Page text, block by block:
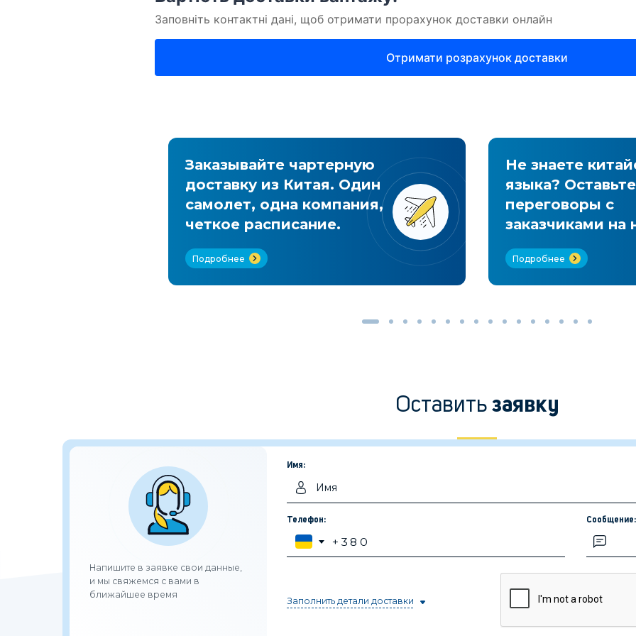
Заказывайте чартерную
доставку из Китая. Один
самолет, одна компания,
четкое расписание.
Подробнее
Не знаете
языка? Оставьте
переговоры с
заказчиками на
Подробнее
Оставить заявку
Напишите в заявке свои данные,
и мы свяжемся с вами в
ближайшее время
Имя:
Телефон: Сообщение:
Заполнить детали доставки